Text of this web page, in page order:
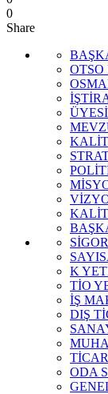
0
Share
OTSO
K
TİO
İŞ
DIŞ
ODA